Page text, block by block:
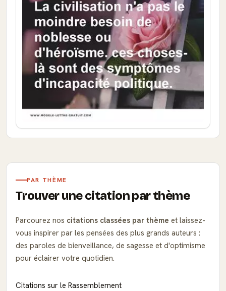
PAR THÈME
Trouver une citation par thème
Parcourez nos citations classées par thème et laissez-
vous inspirer par les pensées des plus grands auteurs :
des paroles de bienveillance, de sagesse et d'optimisme
pour éclairer votre quotidien.
Citations sur le Rassemblement